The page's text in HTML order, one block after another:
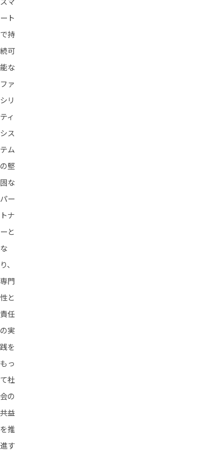
スマ
ート
で持
続可
能な
ファ
シリ
ティ
シス
テム
の堅
固な
パー
トナ
ーと
な
り、
専門
性と
責任
の実
践を
もっ
て社
会の
共益
を推
進す